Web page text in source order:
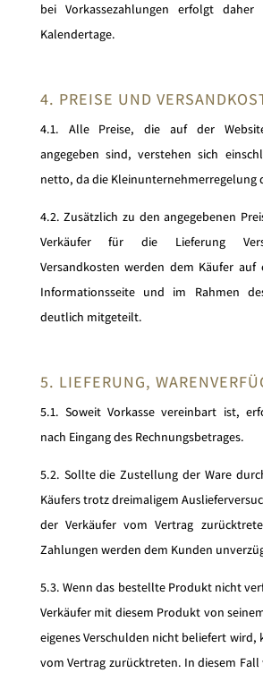
bei Vorkassezahlungen erfolgt
Kalendertage.
4. PREISE UND
4.1. Alle Preise, die auf der
angegeben sind, verstehen sich
netto, da die Kleinunternehmerregelung
4.2. Zusätzlich zu den angegebenen
Verkäufer für die Lieferung
Versandkosten werden dem Käufer auf
Informationsseite und im Rahmen
deutlich mitgeteilt.
5. LIEFERUNG,
5.1. Soweit Vorkasse vereinbart ist,
nach Eingang des Rechnungsbetrages.
5.2. Sollte die Zustellung der Ware
Käufers trotz dreimaligem
der Verkäufer vom Vertrag
Zahlungen werden dem Kunden
5.3. Wenn das bestellte Produkt nicht
Verkäufer mit diesem Produkt von
eigenes Verschulden nicht beliefert wird,
vom Vertrag zurücktreten. In diesem